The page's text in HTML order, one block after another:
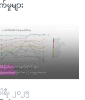
များ
ါရီ၊ ၂၀၂၅